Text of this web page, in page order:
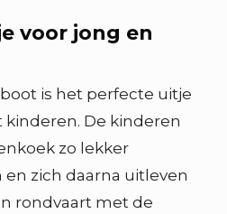
voor jong en
is het perfecte uitje
De kinderen
zo lekker
zich daarna uitleven
rondvaart met de